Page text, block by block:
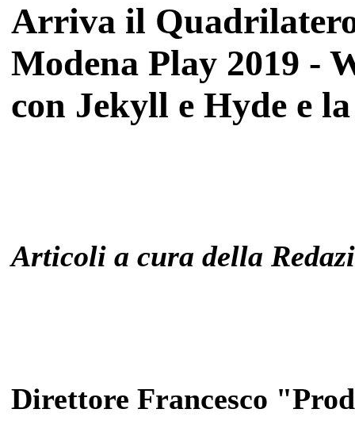
Arriva il
Modena Play 2019 -
con Jekyll e Hyde e
Articoli a cura della
Direttore Francesco